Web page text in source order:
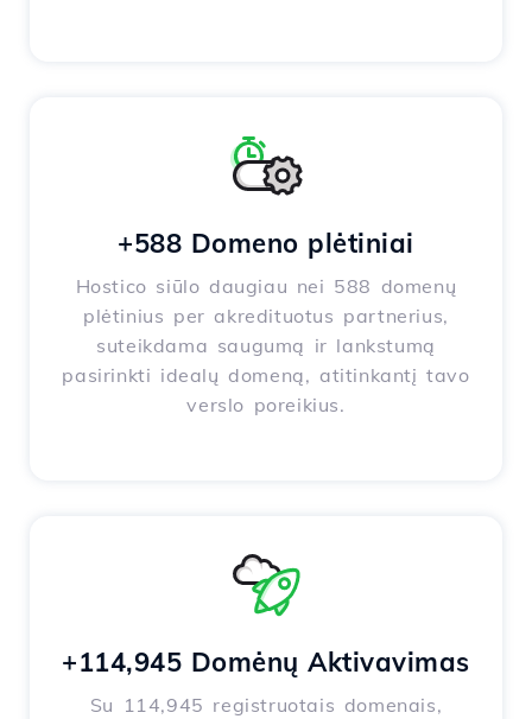
+588 Domeno plėtiniai
Hostico siūlo daugiau nei 588 domenų
plėtinius per akredituotus partnerius,
suteikdama saugumą ir lankstumą
pasirinkti idealų domeną, atitinkantį tavo
verslo poreikius.
+114,945 Domėnų Aktivavimas
Su 114,945 registruotais domenais,